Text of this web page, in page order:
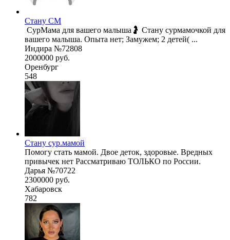
Стану СМ
вашего малыша. Опыта нет; Замужем; 2 детей( ...
Индира №72808
2000000 руб.
Оренбург
548
Стану сур.мамой
Помогу стать мамой. Двое деток, здоровые. Вредных
привычек нет Рассматриваю ТОЛЬКО по России.
Дарья №70722
2300000 руб.
Хабаровск
782